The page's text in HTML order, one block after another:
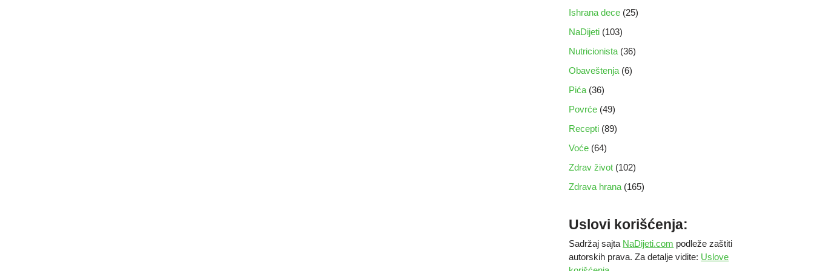
Ishrana dece (25)
NaDijeti (103)
Nutricionista(36)
Obaveštenja(6)
Pića(36)
Povrće (49)
Recepti (89)
Voće (64)
Zdrav život (102)
Zdrava hrana(165)
Uslovi korišćenja:
Sadržaj sajta NaDijeti.com podleže zaštiti
autorskih prava. Za detalje vidite: Uslove